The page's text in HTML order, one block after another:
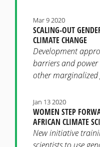
SCALING-OUT
CLIMATE CHANGE
Mar 9 2020
Development
barriers and
other
WOMEN STEP
AFRICAN CLIMATE
Jan 13 2020
New initiative